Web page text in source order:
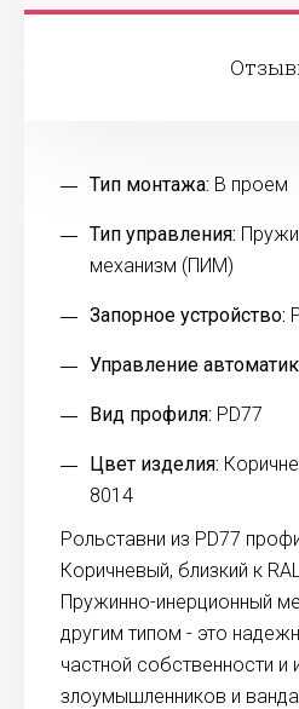
Тип монтажа: В проем
Тип управления:
механизм (ПИМ)
Запорное устройство:
Управление
Вид профиля: PD77
Цвет изделия:
8014
Рольставни из PD77
Коричневый, близкий к
Пружинно-инерционный
другим типом - это
частной собственности и
злоумышленников и